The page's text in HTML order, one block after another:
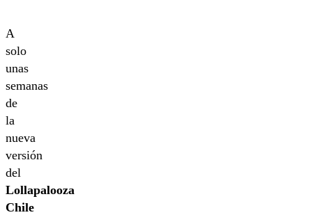
A
solo
unas
semanas
de
la
nueva
versión
del
Lollapalooza
Chile